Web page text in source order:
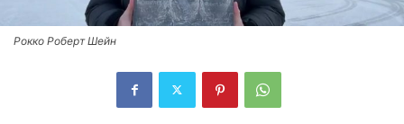
Рокко Роберт Шейн